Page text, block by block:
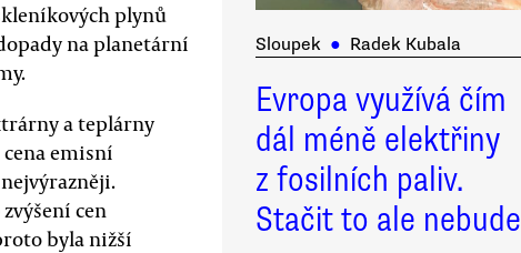
Sloupek ● Radek Kubala
Evropa využívá čím
dál méně elektřiny
z fosilních paliv.
Stačit to ale nebude
plynů
na planetární
a teplárny
emisní
cen
byla nižší